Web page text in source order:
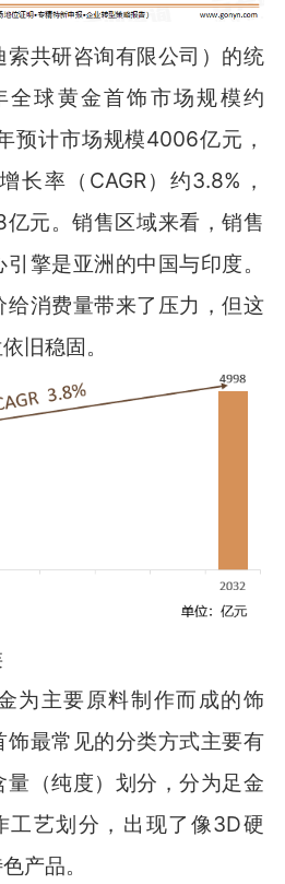
共研咨询有限公司）的统
球黄金首饰市场规模约
预计市场规模4006亿元，
长率（CAGR）约3.8%，
元。销售区域来看，销售
擎是亚洲的中国与印度。
消费量带来了压力，但这
旧稳固。
为主要原料制作而成的饰
饰最常见的分类方式主要有
（纯度）划分，分为足金
工艺划分，出现了像3D硬
产品。